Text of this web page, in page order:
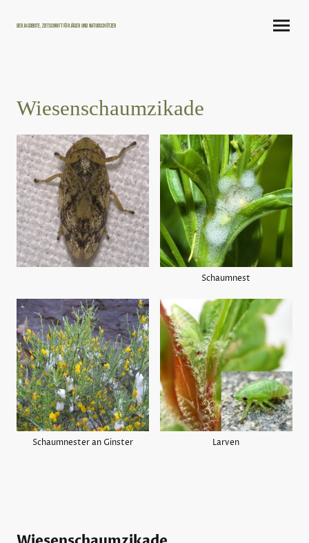
Der Jagdbote, Zeitschrift für Jäger und Naturschützer
Wiesenschaumzikade
Schaumnest
Schaumnester an Ginster Larven